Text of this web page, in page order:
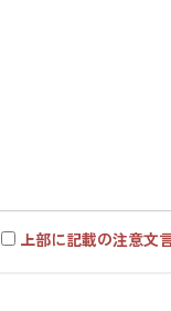
上部に記載の注意文